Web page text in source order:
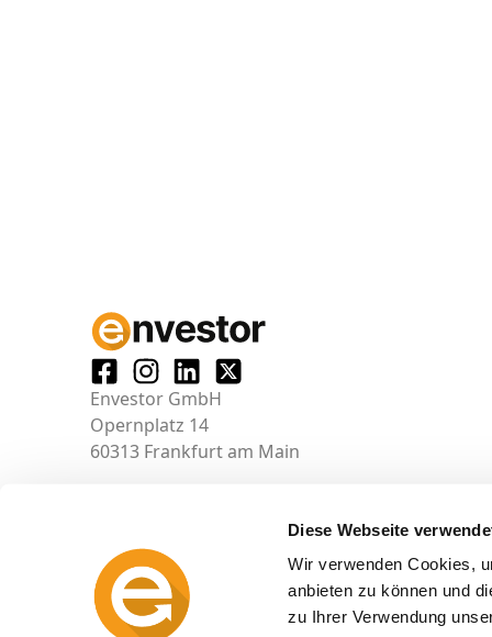
Diese Webseite
Wir verwenden Cookies,
anbieten zu können und
zu Ihrer Verwendung
Envestor GmbH
Opernplatz 14
60313 Frankfurt am Main